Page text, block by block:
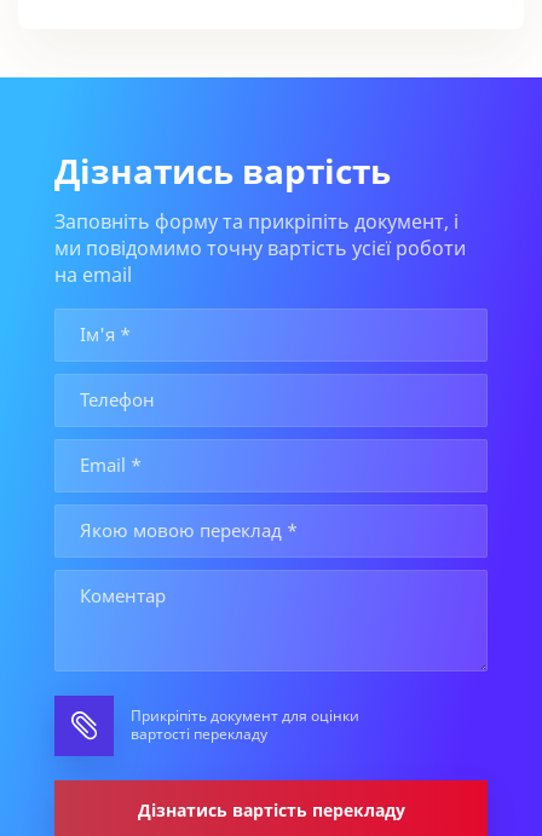
Дізнатись вартість
Заповніть форму та прикріпіть документ, і
ми повідомимо точну вартість усієї роботи
на email
Прикріпіть документ для оцінки
вартості перекладу
Дізнатись вартість перекладу